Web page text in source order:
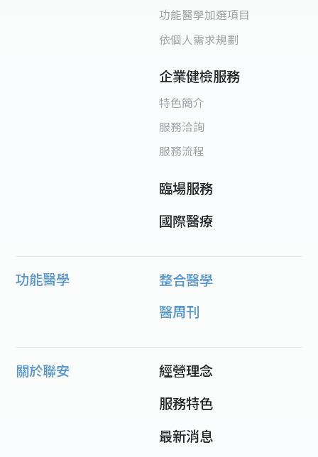
功能醫學加選項目
依個人需求規劃
企業健檢服務
特色簡介
服務洽詢
服務流程
臨場服務
國際醫療
功能醫學
整合醫學
醫周刊
關於聯安
經營理念
服務特色
最新消息